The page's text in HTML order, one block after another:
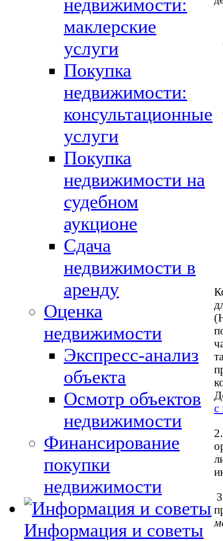
недвижимости:
маклерские
услуги
Покупка
недвижимости:
консультационные
услуги
Покупка
недвижимости на
судебном
аукционе
Сдача
недвижимости в
аренду
Оценка
недвижимости
Экспресс-анализ
объекта
Осмотр объектов
недвижимости
Финансирование
покупки
недвижимости
Информация и советы
с
2.